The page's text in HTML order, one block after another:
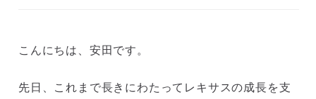
こんにちは、安田です。
先日、これまで長きにわたってレキサスの成長を支